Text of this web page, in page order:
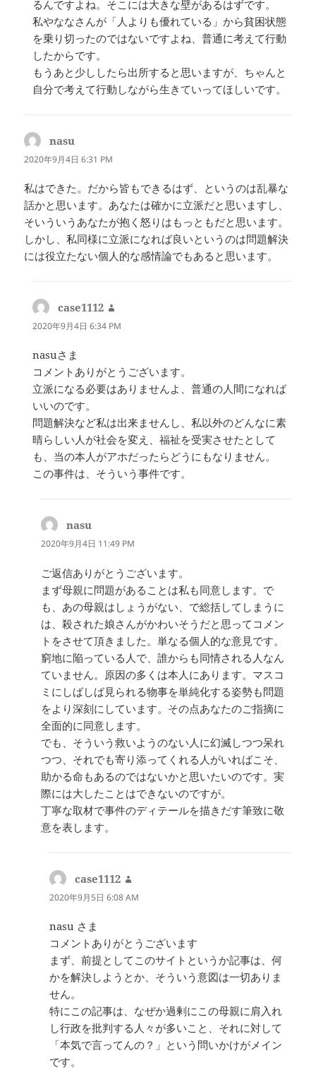
るんですよね。そこには大きな壁があるはずです。
私やななさんが「人よりも優れている」から貧困状態
を乗り切ったのではないですよね、普通に考えて行動
したからです。
もうあと少ししたら出所すると思いますが、ちゃんと
自分で考えて行動しながら生きていってほしいです。
nasu
り:
2020年9月4日 6:31 PM
私はできた。だから皆もできるはず、というのは乱暴な
話かと思います。あなたは確かに立派だと思いますし、
そいういうあなたが抱く怒りはもっともだと思います。
しかし、私同様に立派になれば良いというのは問題解決
には役立たない個人的な感情論でもあると思います。
case1112
り:
2020年9月4日 6:34 PM
nasuさま
コメントありがとうございます。
立派になる必要はありませんよ、普通の人間になれば
いいのです。
問題解決など私は出来ませんし、私以外のどんなに素
晴らしい人が社会を変え、福祉を受実させたとして
も、当の本人がアホだったらどうにもなりません。
この事件は、そういう事件です。
nasu
り:
2020年9月4日 11:49 PM
ご返信ありがとうございます。
まず母親に問題があることは私も同意します。で
も、あの母親はしょうがない、で総括してしまうに
は、殺された娘さんがかわいそうだと思ってコメン
トをさせて頂きました。単なる個人的な意見です。
窮地に陥っている人で、誰からも同情される人なん
ていません。原因の多くは本人にあります。マスコ
ミにしばしば見られる物事を単純化する姿勢も問題
をより深刻にしています。その点あなたのご指摘に
全面的に同意します。
でも、そういう救いようのない人に幻滅しつつ呆れ
つつ、それでも寄り添ってくれる人がいればこそ、
助かる命もあるのではないかと思いたいのです。実
際には大したことはできないのですが。
丁寧な取材で事件のディテールを描きだす筆致に敬
意を表します。
case1112
り:
2020年9月5日 6:08 AM
nasu さま
コメントありがとうございます
まず、前提としてこのサイトというか記事は、何
かを解決しようとか、そういう意図は一切ありま
せん。
特にこの記事は、なぜか過剰にこの母親に肩入れ
し行政を批判する人々が多いこと、それに対して
「本気で言ってんの？」という問いかけがメイン
です。